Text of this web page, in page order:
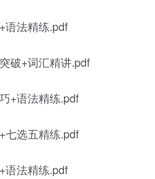
语法精练.pdf
破+词汇精讲.pdf
+语法精练.pdf
七选五精练.pdf
语法精练.pdf